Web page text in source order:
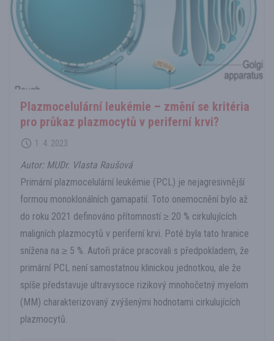
Plazmocelulární leukémie – změní se kritéria
pro průkaz plazmocytů v periferní krvi?
1. 4. 2023
Autor: MUDr. Vlasta Raušová
Primární plazmocelulární leukémie (PCL) je nejagresivnější
formou monoklonálních gamapatií. Toto onemocnění bylo až
do roku 2021 definováno přítomností ≥ 20 % cirkulujících
maligních plazmocytů v periferní krvi. Poté byla tato hranice
snížena na ≥ 5 %. Autoři práce pracovali s předpokladem, že
primární PCL není samostatnou klinickou jednotkou, ale že
spíše představuje ultravysoce rizikový mnohočetný myelom
(MM) charakterizovaný zvýšenými hodnotami cirkulujících
plazmocytů.